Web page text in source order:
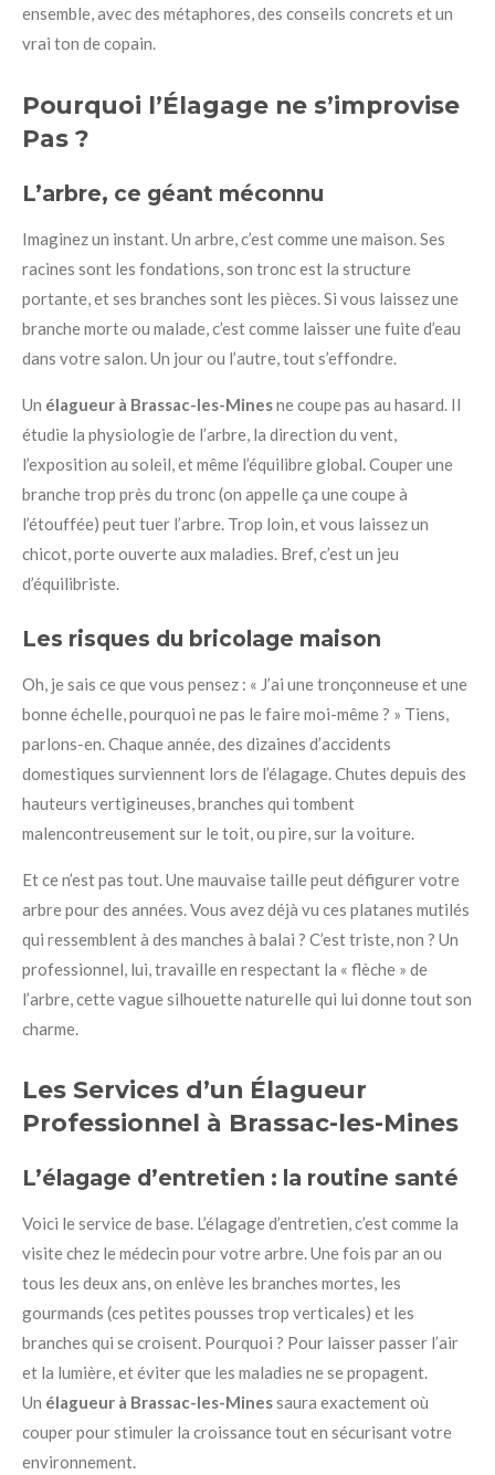
ensemble, avec des métaphores, des conseils concrets et un
vrai ton de copain.
Pourquoi l’Élagage ne s’improvise
Pas ?
L’arbre, ce géant méconnu
Imaginez un instant. Un arbre, c’est comme une maison. Ses
racines sont les fondations, son tronc est la structure
portante, et ses branches sont les pièces. Si vous laissez une
branche morte ou malade, c’est comme laisser une fuite d’eau
dans votre salon. Un jour ou l’autre, tout s’effondre.
Un élagueur à Brassac-les-Minesne coupe pas au hasard. Il
étudie la physiologie de l’arbre, la direction du vent,
l’exposition au soleil, et même l’équilibre global. Couper une
branche trop près du tronc (on appelle ça une coupe à
l’étouffée) peut tuer l’arbre. Trop loin, et vous laissez un
chicot, porte ouverte aux maladies. Bref, c’est un jeu
d’équilibriste.
Les risques du bricolage maison
Oh, je sais ce que vous pensez : « J’ai une tronçonneuse et une
bonne échelle, pourquoi ne pas le faire moi-même ? » Tiens,
parlons-en. Chaque année, des dizaines d’accidents
domestiques surviennent lors de l’élagage. Chutes depuis des
hauteurs vertigineuses, branches qui tombent
malencontreusement sur le toit, ou pire, sur la voiture.
Et ce n’est pas tout. Une mauvaise taille peut défigurer votre
arbre pour des années. Vous avez déjà vu ces platanes mutilés
qui ressemblent à des manches à balai ? C’est triste, non ? Un
professionnel, lui, travaille en respectant la « flèche » de
l’arbre, cette vague silhouette naturelle qui lui donne tout son
charme.
Les Services d’un Élagueur
Professionnel à Brassac-les-Mines
L’élagage d’entretien : la routine santé
Voici le service de base. L’élagage d’entretien, c’est comme la
visite chez le médecin pour votre arbre. Une fois par an ou
tous les deux ans, on enlève les branches mortes, les
gourmands (ces petites pousses trop verticales) et les
branches qui se croisent. Pourquoi ? Pour laisser passer l’air
et la lumière, et éviter que les maladies ne se propagent.
Un élagueur à Brassac-les-Minessaura exactement où
couper pour stimuler la croissance tout en sécurisant votre
environnement.